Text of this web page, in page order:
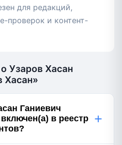
для редакций,
проверок и контент-
Узаров Хасан
Хасан»
Ганиевич
в реестр
+